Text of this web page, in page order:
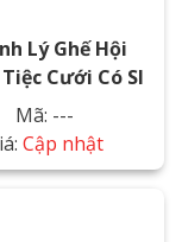
Lý Ghế Hội
Cưới Có Sl
Mã: ---
Cập nhật